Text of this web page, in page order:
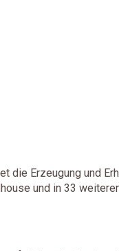
die Erzeugung und
und in 33